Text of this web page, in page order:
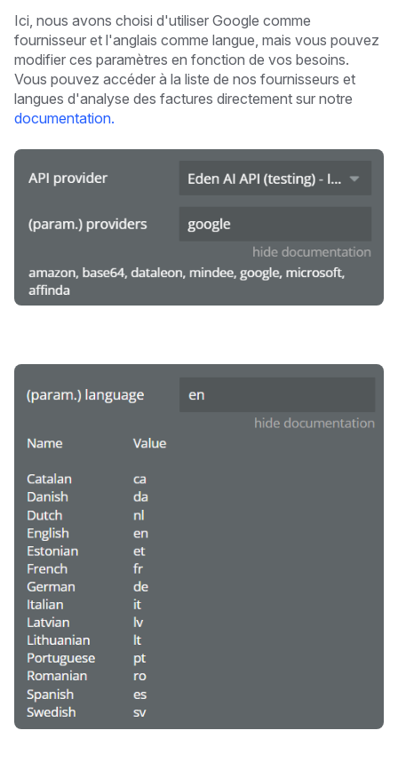
Ici, nous avons choisi d'utiliser Google comme
fournisseur et l'anglais comme langue, mais vous pouvez
modifier ces paramètres en fonction de vos besoins.
Vous pouvez accéder à la liste de nos fournisseurs et
langues d'analyse des factures directement sur notre
documentation.